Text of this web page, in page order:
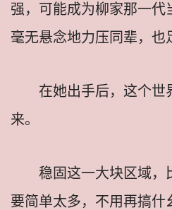
强，可能成为柳家那一代
毫无悬念地力压同辈，也
在她出手后，这个世
来。
稳固这一大块区域，
要简单太多，不用再搞什